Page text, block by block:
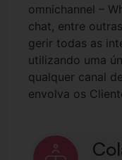
omnichannel –
chat, entre
gerir todas as
utilizando uma
qualquer canal
envolva os